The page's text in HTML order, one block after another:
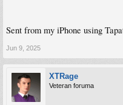
Sent from my iPhone using
Jun 9, 2025
XTRage
Veteran foruma